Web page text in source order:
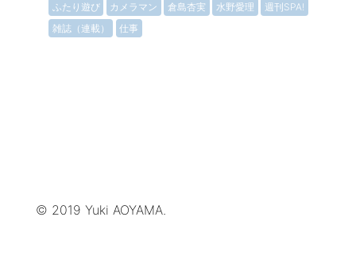
ふたり遊び カメラマン 倉島杏実 水野愛理
週刊SPA!
雑誌（連載）
仕事
© 2019 Yuki AOYAMA.